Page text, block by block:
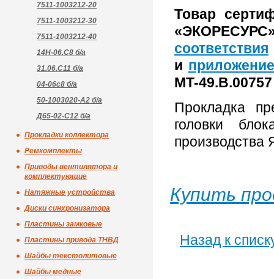
7511-1003212-20
7511-1003212-30
7511-1003212-40
14Н-06.С8 б/а
31.06.С11 б/а
04-06с8 б/а
50-1003020-А2 б/а
Д65-02-С12 б/а
Прокладки коллектора
Ремкомплекты
Приводы вентилятора и
комплектующие
Натяжные устройства
Диски синхронизатора
Пластины замковые
Пластины привода ТНВД
Шайбы текстолитовые
Шайбы медные
Товар
соответствия
и
MT-
Прокладка
головки
производства
Купить
Назад к